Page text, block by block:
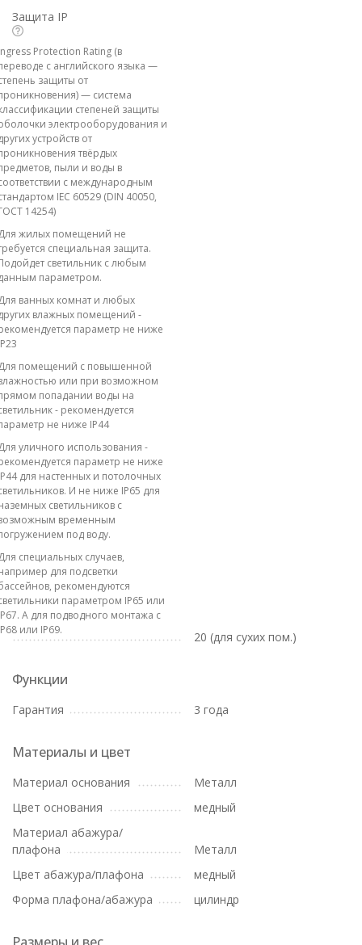
Защита IP
Protection Rating (в
с английского языка —
защиты от
— система
степеней защиты
электрооборудования и
устройств от
твёрдых
пыли и воды в
с международным
IEC 60529 (DIN 40050,
14254)
жилых помещений не
специальная защита.
светильник с любым
параметром.
ванных комнат и любых
влажных помещений -
параметр не ниже
помещений с повышенной
или при возможном
попадании воды на
- рекомендуется
не ниже IP44
уличного использования -
параметр не ниже
для настенных и потолочных
И не ниже IP65 для
светильников с
временным
под воду.
специальных случаев,
для подсветки
рекомендуются
параметром IP65 или
А для подводного монтажа с
или IP69.
20 (для сухих пом.)
Функции
Гарантия 3 года
Материалы и цвет
Материал основания
Металл
Цвет основания
медный
Материал абажура/
плафона
Металл
Цвет абажура/плафона
медный
Форма плафона/абажура
цилиндр